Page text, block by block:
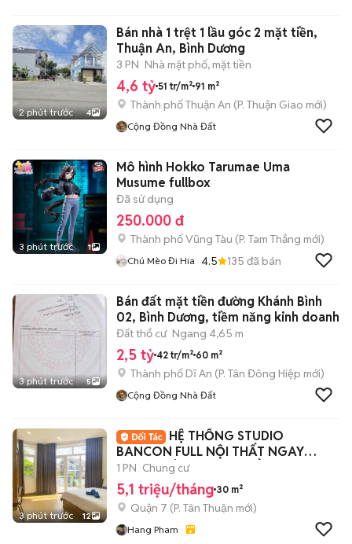
2 phút trước 4
Bán nhà 1 trệt 1 lầu góc 2 mặt tiền,
Thuận An, Bình Dương
3 PN Nhà mặt phố, mặt tiền
4,6 tỷ 51 tr/m² 91 m²
Thành phố Thuận An (P. Thuận Giao mới)
Cộng Đồng Nhà Đất
3 phút trước 1
Mô hình Hokko Tarumae Uma
Musume fullbox
Đã sử dụng
250.000 đ
Thành phố Vũng Tàu (P. Tam Thắng mới)
Chú Mèo Đi Hia 4.5 135 đã bán
3 phút trước 5
Bán đất mặt tiền đường Khánh Bình
02, Bình Dương, tiềm năng kinh doanh
Đất thổ cư Ngang 4,65 m
2,5 tỷ 42 tr/m² 60 m²
Thành phố Dĩ An (P. Tân Đông Hiệp mới)
Cộng Đồng Nhà Đất
3 phút trước 12
HỆ THỐNG STUDIO
BANCON FULL NỘI THẤT NGAY
TRUNG TÂM QUẬN 7, GẦN LOTTE
1 PN Chung cư
5,1 triệu/tháng 30 m²
Quận 7 (P. Tân Thuận mới)
Hang Pham